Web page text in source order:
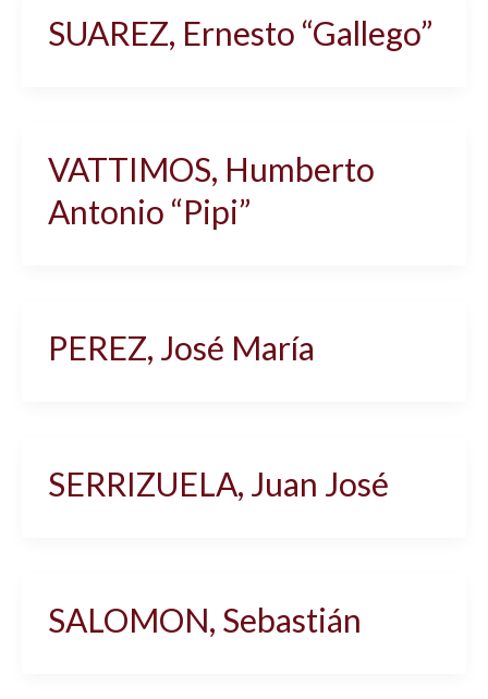
SUAREZ, Ernesto “Gallego”
VATTIMOS, Humberto
Antonio “Pipi”
PEREZ, José María
SERRIZUELA, Juan José
SALOMON, Sebastián